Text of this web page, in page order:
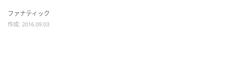
ファナティック
作成: 2016.09.03